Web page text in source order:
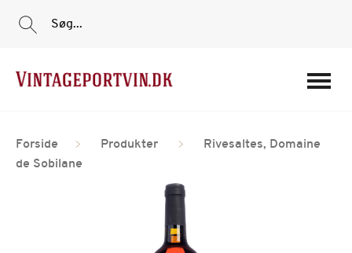
Portvinshuse
Søg...
Forside Produkter
Rivesaltes, Domaine
de Sobilane